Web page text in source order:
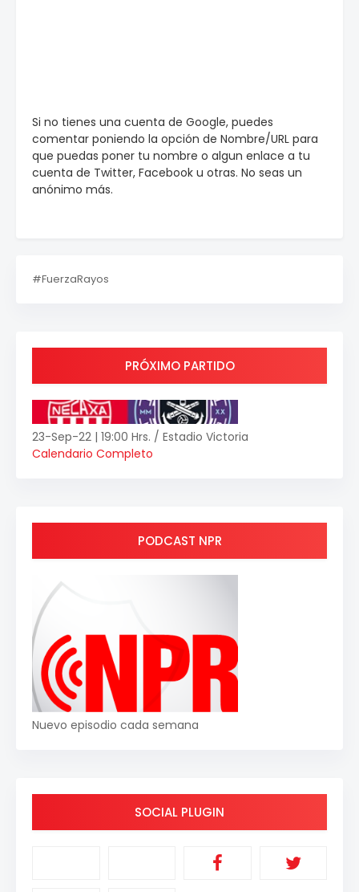
Si no tienes una cuenta de Google, puedes
comentar poniendo la opción de Nombre/URL para
que puedas poner tu nombre o algun enlace a tu
cuenta de Twitter, Facebook u otras. No seas un
anónimo más.
#FuerzaRayos
PRÓXIMO PARTIDO
23-Sep-22 | 19:00 Hrs. / Estadio Victoria
Calendario Completo
PODCAST NPR
Nuevo episodio cada semana
SOCIAL PLUGIN